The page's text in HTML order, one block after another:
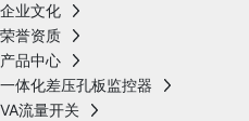
企业文化
荣誉资质
产品中心
一体化差压孔板监控器
VA流量开关